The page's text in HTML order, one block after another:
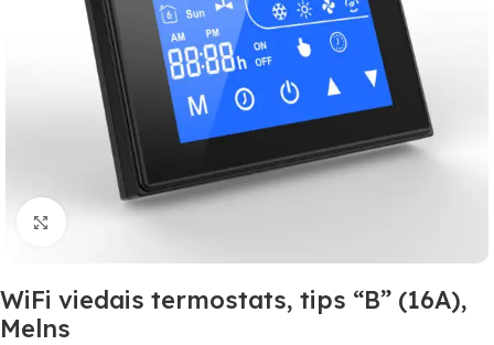
Noklikšķiniet, lai palielinātu
WiFi viedais termostats, tips “B” (16A),
Melns